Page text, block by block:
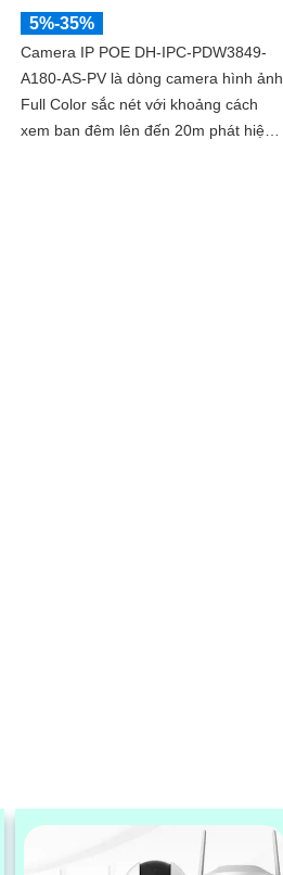
5%-35%
Camera IP POE DH-IPC-PDW3849-
A180-AS-PV là dòng camera hình ảnh
Full Color sắc nét với khoảng cách
xem ban đêm lên đến 20m phát hiện